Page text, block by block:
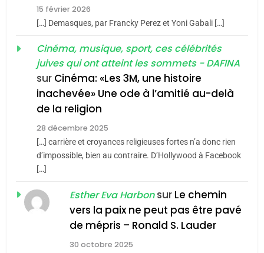
2
«Tu dis génocide, je dis
chanson de Boy George
ISRAÉL JUDAISME
SOUVENIRS
l’alliance pourrait
s’étendre à 13 pays
d’Amérique latine
ISRAÉL JUDAISME
15 février 2026
[…] Demasques, par Francky Perez et Yoni Gabali […]
Cinéma, musique, sport, ces célébrités
juives qui ont atteint les sommets - DAFINA
sur Cinéma: «Les 3M, une histoire
inachevée» Une ode à l’amitié au-delà
de la religion
28 décembre 2025
[…] carrière et croyances religieuses fortes n’a donc rien
d’impossible, bien au contraire. D’Hollywood à Facebook
[…]
Esther Eva Harbonsur Le chemin
vers la paix ne peut pas être pavé
de mépris – Ronald S. Lauder
30 octobre 2025
meurtrière selon le rapport
l’antisémitisme
FIÈRE, DIGNE ET RÉSILIENTE :
POURQUOI JE REVENDIQUE
MA JUDAÏTE par Thérèse
Zrihen-Dvir
ISRAÉL
CE QUI NOUS MANQUE –
JUDAISME
Maroc : Les amandes de